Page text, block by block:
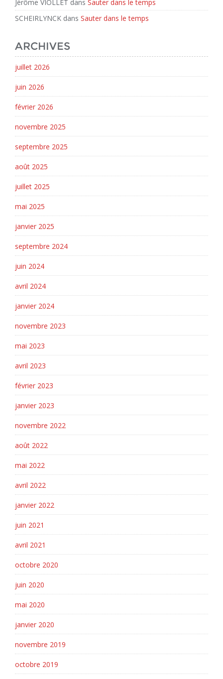
Jérôme VIOLLET dans Sauter dans le temps
SCHEIRLYNCK dans Sauter dans le temps
ARCHIVES
juillet 2026
juin 2026
février 2026
novembre 2025
septembre 2025
août 2025
juillet 2025
mai 2025
janvier 2025
septembre 2024
juin 2024
avril 2024
janvier 2024
novembre 2023
mai 2023
avril 2023
février 2023
janvier 2023
novembre 2022
août 2022
mai 2022
avril 2022
janvier 2022
juin 2021
avril 2021
octobre 2020
juin 2020
mai 2020
janvier 2020
novembre 2019
octobre 2019